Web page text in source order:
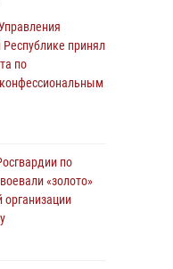
более 200
совершении
мировой войне
принял
по
по
«золото»
организации